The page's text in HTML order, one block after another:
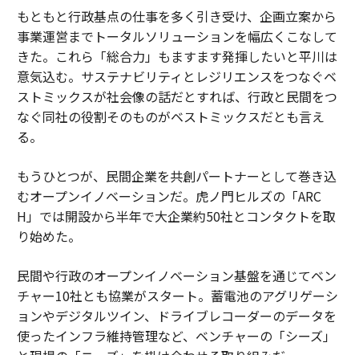
もともと行政基点の仕事を多く引き受け、企画立案から
事業運営までトータルソリューションを幅広くこなして
きた。これら「総合力」もますます発揮したいと平川は
意気込む。サステナビリティとレジリエンスをつなぐベ
ストミックスが社会像の話だとすれば、行政と民間をつ
なぐ同社の役割そのものがベストミックスだとも言え
る。
もうひとつが、民間企業を共創パートナーとして巻き込
むオープンイノベーションだ。虎ノ門ヒルズの「ARC
H」では開設から半年で大企業約50社とコンタクトを取
り始めた。
民間や行政のオープンイノベーション基盤を通じてベン
チャー10社とも協業がスタート。蓄電池のアグリゲーシ
ョンやデジタルツイン、ドライブレコーダーのデータを
使ったインフラ維持管理など、ベンチャーの「シーズ」